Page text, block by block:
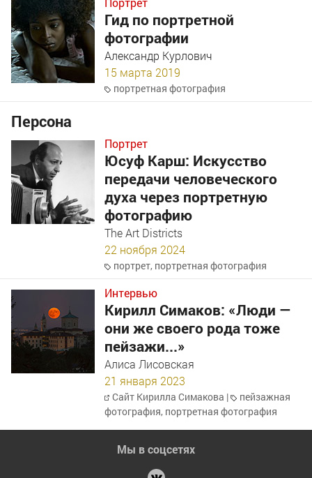
Гид по портретной
фотографии
Александр Курлович
15 марта 2019
портретная фотография
Персона
Портрет
Юсуф Карш: Искусство
передачи человеческого
духа через портретную
фотографию
The Art Districts
22 ноября 2024
портрет, портретная фотография
Интервью
Кирилл Симаков: «Люди —
они же своего рода тоже
пейзажи...»
Алиса Лисовская
21 января 2023
Сайт Кирилла Симакова |
пейзажная
фотография, портретная фотография
Мы в соцсетях